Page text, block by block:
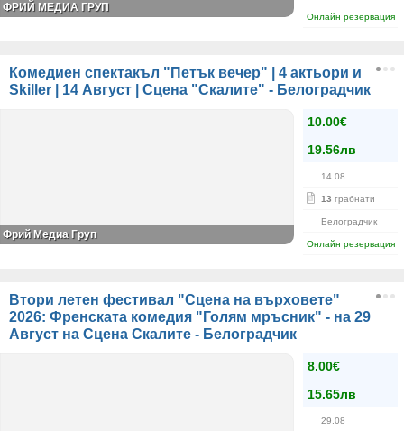
Онлайн резервация
ФРИЙ МЕДИА ГРУП
Комедиен спектакъл "Петък вечер" | 4 актьори и
Skiller | 14 Август | Сцена "Скалите" - Белоградчик
10.00€
19.56лв
14.08
13 грабнати
Белоградчик
Онлайн резервация
Фрий Медиа Груп
Втори летен фестивал "Сцена на върховете"
2026: Френската комедия "Голям мръсник" - на 29
Август на Сцена Скалите - Белоградчик
8.00€
15.65лв
29.08